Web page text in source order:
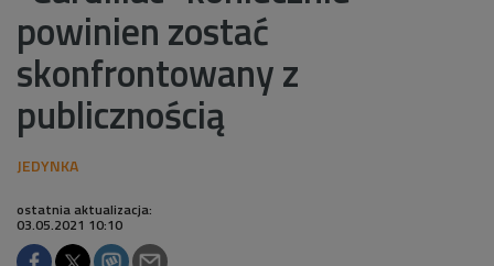
powinien zostać
skonfrontowany z
publicznością
ostatnia aktualizacja:
03.05.2021 10:10